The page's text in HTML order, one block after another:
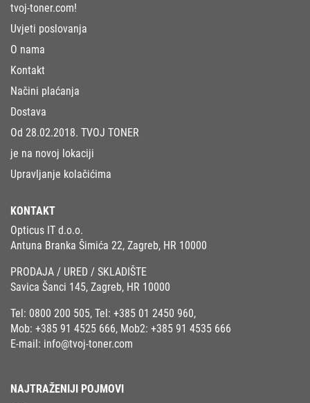
tvoj-toner.com!
Uvjeti poslovanja
O nama
Kontakt
Načini plaćanja
Dostava
Od 28.02.2018. TVOJ TONER
je na novoj lokaciji
Upravljanje kolačićima
KONTAKT
Opticus IT d.o.o.
Antuna Branka Šimića 22, Zagreb, HR 10000
PRODAJA / URED / SKLADIŠTE
Savica Šanci 145, Zagreb, HR 10000
Tel: 0800 200 505, Tel: +385 01 2450 960,
Mob: +385 91 4525 666, Mob2: +385 91 4535 666
E-mail: info@tvoj-toner.com
NAJTRAŽENIJI POJMOVI